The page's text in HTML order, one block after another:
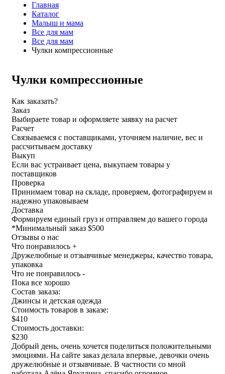
Главная
Каталог
Малыш и мама
Все для мам
Все для мам
Чулки компрессионные
Чулки компрессионные
Как заказать?
Заказ
Выбираете товар и оформляете заявку на расчет
Расчет
Связываемся с поставщиками, уточняем наличие, вес и
рассчитываем доставку
Выкуп
Если вас устраивает цена, выкупаем товары у
поставщиков
Проверка
Принимаем товар на складе, проверяем, фотографируем и
надежно упаковываем
Доставка
Формируем единый груз и отправляем до вашего города
*Минимальный заказ $500
Отзывы о нас
Что понравилось +
Дружелюбные и отзывчивые менеджеры, качество товара,
упаковка
Что не понравилось -
Пока все хорошо
Состав заказа:
Джинсы и детская одежда
Стоимость товаров в заказе:
$410
Стоимость доставки:
$230
Добрый день, очень хочется поделиться положительными
эмоциями. На сайте заказ делала впервые, девочки очень
дружелюбные и отзывчивые. В частности со мной